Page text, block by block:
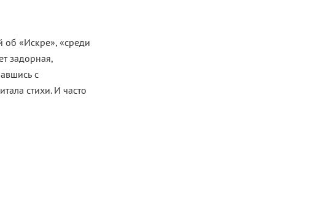
«Искре», «среди
задорная,
с
стихи. И часто